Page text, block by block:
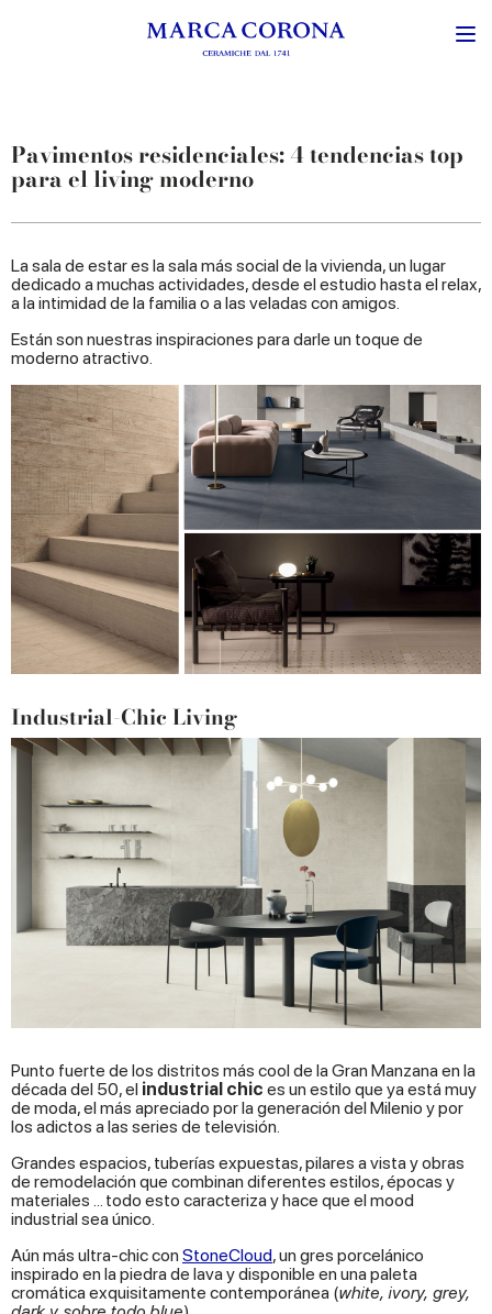
Pavimentos residenciales: 4 tendencias top
para el living moderno
La sala de estar es la sala más social de la vivienda, un lugar
dedicado a muchas actividades, desde el estudio hasta el relax,
a la intimidad de la familia o a las veladas con amigos.
Están son nuestras inspiraciones para darle un toque de
moderno atractivo.
Industrial-Chic Living
Punto fuerte de los distritos más cool de la Gran Manzana en la
década del 50, el industrial chic es un estilo que ya está muy
de moda, el más apreciado por la generación del Milenio y por
los adictos a las series de televisión.
Grandes espacios, tuberías expuestas, pilares a vista y obras
de remodelación que combinan diferentes estilos, épocas y
materiales ... todo esto caracteriza y hace que el mood
industrial sea único.
Aún más ultra-chic con StoneCloud, un gres porcelánico
inspirado en la piedra de lava y disponible en una paleta
cromática exquisitamente contemporánea (white, ivory, grey,